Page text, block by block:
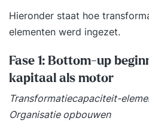
Hieronder staat hoe
elementen werd ingezet.
Fase 1: Bottom-up
kapitaal als motor
Transformatiecapaciteit-
Organisatie opbouwen